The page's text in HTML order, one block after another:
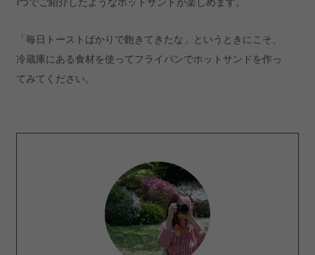
「毎日トーストばかりで飽きてきたな」というときにこそ、
冷蔵庫にある食材を使ってフライパンでホットサンドを作っ
てみてください。